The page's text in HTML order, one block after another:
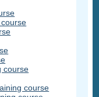
course
course